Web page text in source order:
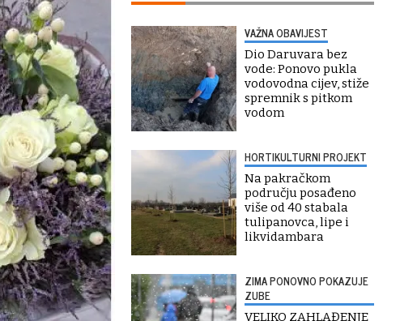
VAŽNA OBAVIJEST
Dio Daruvara bez
vode: Ponovo pukla
vodovodna cijev, stiže
spremnik s pitkom
vodom
HORTIKULTURNI PROJEKT
Na pakračkom
području posađeno
više od 40 stabala
tulipanovca, lipe i
likvidambara
ZIMA PONOVNO POKAZUJE
ZUBE
VELIKO ZAHLAĐENJE